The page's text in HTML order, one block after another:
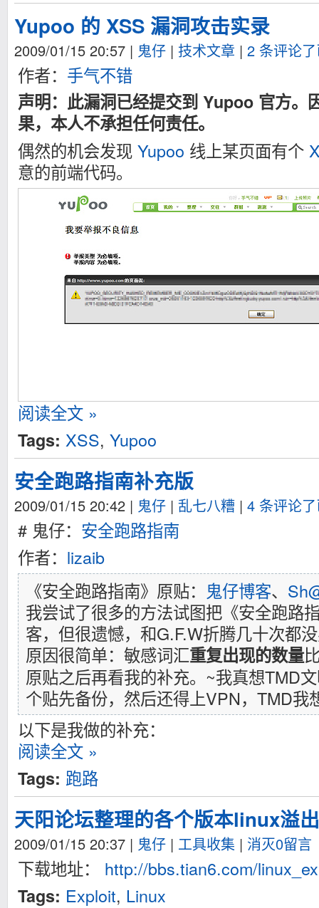
Yupoo 的 XSS 漏洞攻击实录
2009/01/15 20:57 | 鬼仔 | 技术文章 | 2 条评论
作者： 手气不错
声明：此漏洞已经提交到 Yupoo 官方。
果，本人不承担任何责任。
偶然的机会发现 Yupoo 线上某页面有个
意的前端代码。
阅读全文 »
Tags: XSS, Yupoo
安全跑路指南补充版
2009/01/15 20:42 | 鬼仔 | 乱七八糟 | 4 条评论
# 鬼仔： 安全跑路指南
作者： lizaib
《安全跑路指南》原贴： 鬼仔博客、
我尝试了很多的方法试图把《安全跑路
客，但很遗憾，和G.F.W折腾几十次都
原因很简单：敏感词汇重复出现的数量
原贴之后再看我的补充。~我真想TMD
个贴先备份，然后还得上VPN，TMD我
以下是我做的补充：
阅读全文 »
Tags: 跑路
天阳论坛整理的各个版本linux溢
2009/01/15 20:37 | 鬼仔 | 工具收集 | 消灭0留言
下载地址： http://bbs.tian6.com/
Tags: Exploit, Linux